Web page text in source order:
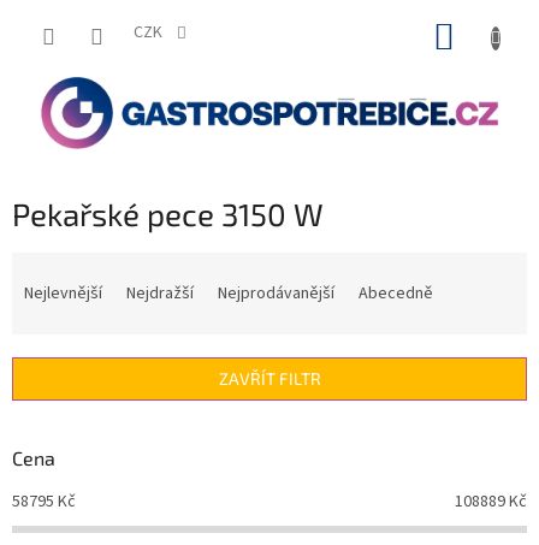
CZK
Pekařské pece 3150 W
í
r
o
d
u
Nejlevnější Nejdražší Nejprodávanější Abecedně
ZAVŘÍT FILTR
Cena
58795 Kč 108889Kč